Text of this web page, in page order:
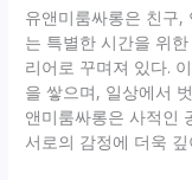
유앤미룸싸롱은 친구,
는 특별한 시간을 위
리어로 꾸며져 있다.
을 쌓으며, 일상에서
앤미룸싸롱은 사적인
서로의 감정에 더욱